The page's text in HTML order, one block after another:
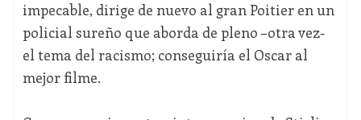
impecable, dirige de nuevo al gran Poitier en un
policial sureño que aborda de pleno –otra vez-
el tema del racismo; conseguiría el Oscar al
mejor filme.